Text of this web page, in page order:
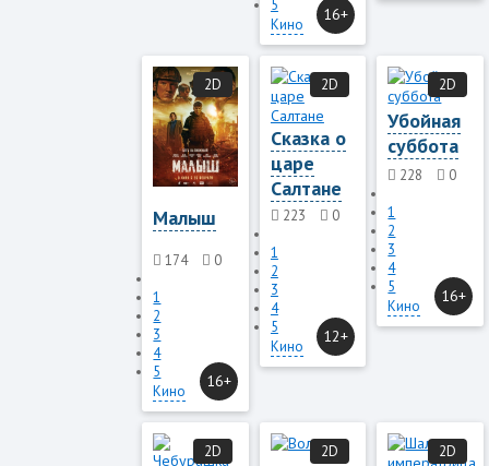
5
Кино
16+
Малыш
174
0
1
2
3
4
5
Кино
2D
16+
Сказка о
царе
Салтане
223
0
1
2
3
4
5
Кино
2D
12+
Убойная
суббота
228
0
1
2
3
4
5
Кино
2D
16+
2D 2D 2D